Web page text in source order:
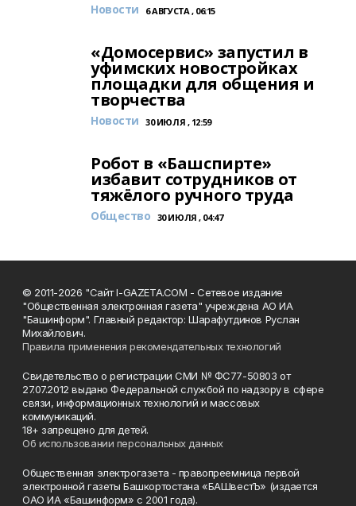
Новости 6 АВГУСТА , 06:15
«Домосервис» запустил в
уфимских новостройках
площадки для общения и
творчества
Новости 30 ИЮЛЯ , 12:59
Робот в «Башспирте»
избавит сотрудников от
тяжёлого ручного труда
Общество 30 ИЮЛЯ , 04:47
© 2011-2026 "Сайт I-GAZETA.COM - Сетевое издание
"Общественная электронная газета" учреждена АО ИА
"Башинформ". Главный редактор: Шарафутдинов Руслан
Михайлович.
Правила применения рекомендательных технологий
Свидетельство о регистрации СМИ № ФС77-50803 от
27.07.2012 выдано Федеральной службой по надзору в сфере
связи, информационных технологий и массовых
коммуникаций.
18+ запрещено для детей.
Об использовании персональных данных
Общественная электрогазета - правопреемница первой
электронной газеты Башкортостана «БАШвестЪ» (издается
ОАО ИА «Башинформ» с 2001 года).